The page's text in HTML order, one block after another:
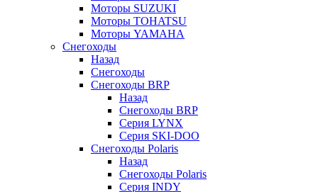
Моторы SUZUKI
Моторы TOHATSU
Моторы YAMAHA
Снегоходы
Назад
Снегоходы
Снегоходы BRP
Назад
Снегоходы BRP
Серия LYNX
Серия SKI-DOO
Снегоходы Polaris
Назад
Снегоходы Polaris
Серия INDY